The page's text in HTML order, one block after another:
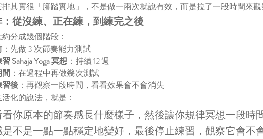
管
其實很「腳踏實地」，不是做一兩次就說有效，而是拉了一段時間來觀
從沒練、正在練，到練完之後
分成幾個階段：
：先做 3 次節奏能力測試
Sahaja Yoga 冥想 ：持續 12 週
間 ：在過程中再做幾次測試
後 ：再觀察一段時間，看看效果會不會消失
化的說法，就是：
看你原本的節奏感長什麼樣子，然後讓你規律冥想一段時
不是一點一點穩定地變好，最後停止練習，觀察它會不